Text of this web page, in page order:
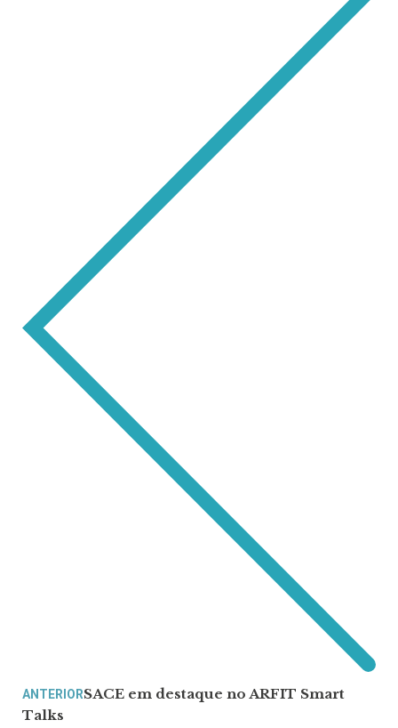
ANTERIORSACE em destaque no ARFIT Smart
Talks